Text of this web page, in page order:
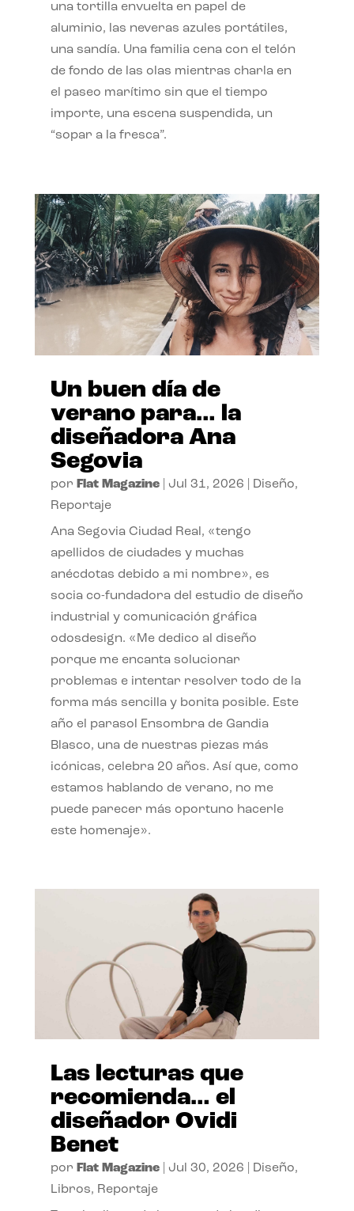
una tortilla envuelta en papel de
aluminio, las neveras azules portátiles,
una sandía. Una familia cena con el telón
de fondo de las olas mientras charla en
el paseo marítimo sin que el tiempo
importe, una escena suspendida, un
“sopar a la fresca”.
Un buen día de
verano para… la
diseñadora Ana
Segovia
por Flat Magazine| Jul 31, 2026 Diseño,
Reportaje
Ana Segovia Ciudad Real, «tengo
apellidos de ciudades y muchas
anécdotas debido a mi nombre», es
socia co-fundadora del estudio de diseño
industrial y comunicación gráfica
odosdesign. «Me dedico al diseño
porque me encanta solucionar
problemas e intentar resolver todo de la
forma más sencilla y bonita posible. Este
año el parasol Ensombra de Gandia
Blasco, una de nuestras piezas más
icónicas, celebra 20 años. Así que, como
estamos hablando de verano, no me
puede parecer más oportuno hacerle
este homenaje».
Las lecturas que
recomienda… el
diseñador Ovidi
Benet
por Flat Magazine| Jul 30, 2026 Diseño,
Libros, Reportaje